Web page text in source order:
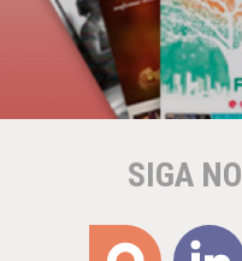
SIGA